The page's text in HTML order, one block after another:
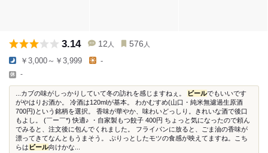
3.14 12 人 576 人
￥3,000～￥3,999 -
-
...カブの味がしっかりしていて冬の訪れを感じますねぇ。 ビールでもいいです
がやはりお酒か。 冷酒は120mlが基本。 わかむすめ(山口・純米無濾過生原酒
700円)という銘柄を選択。 香味が華やか、味わいどっしり。きれいな酒で後口
もよし。 (￣ー￣*) 快適♪ ・自家製もつ餃子 400円 ちょっと気になったので頼ん
でみると、注文後に包んでくれました。 フライパンに放ると、ごま油の香味が
漂ってきてなんともうまそう。 ぷりっとしたモツの食感が映えてますね。こち
らは ビール向けかな...